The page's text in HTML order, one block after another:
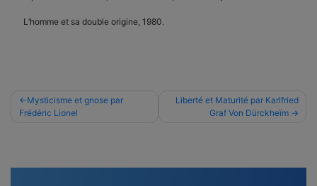
L’homme et sa double origine, 1980.
Navigation
de
Mysticisme et gnose par
Frédéric Lionel
Liberté et Maturité par Karlfried
Graf Von Dürckheïm